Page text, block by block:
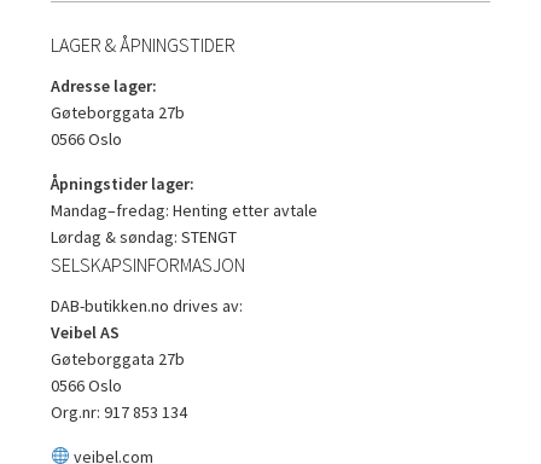
LAGER & ÅPNINGSTIDER
Adresse lager:
Gøteborggata 27b
0566 Oslo
Åpningstider lager:
Mandag–fredag: Henting etter avtale
Lørdag & søndag: STENGT
SELSKAPSINFORMASJON
DAB-butikken.no drives av:
Veibel AS
Gøteborggata 27b
0566 Oslo
Org.nr: 917 853 134
veibel.com